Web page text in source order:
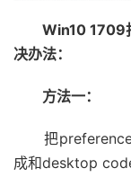
Win10 1709打
决办法：
方法一：
把preference
成和desktop